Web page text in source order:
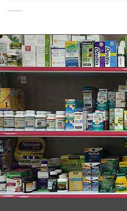
có thể thẩm thấu vào da tốt hơn.